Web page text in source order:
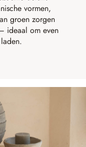
vormen,
groen zorgen
ideaal om even